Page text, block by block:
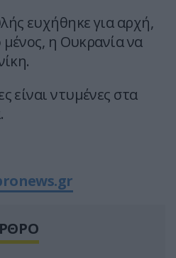
ευχήθηκε για αρχή,
η Ουκρανία να
είναι ντυμένες στα